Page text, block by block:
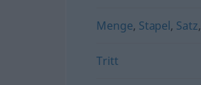
Menge, Stapel, Satz,
Tritt